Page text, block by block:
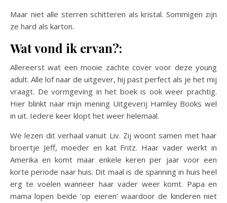
Maar niet alle sterren schitteren als kristal. Sommigen zijn
ze hard als karton.
Wat vond ik ervan?:
Allereerst wat een mooie zachte cover voor deze young
adult. Alle lof naar de uitgever, hij past perfect als je het mij
vraagt. De vormgeving in het boek is ook weer prachtig.
Hier blinkt naar mijn mening Uitgeverij Hamley Books wel
in uit. Iedere keer klopt het weer helemaal.
We lezen dit verhaal vanuit Liv. Zij woont samen met haar
broertje Jeff, moeder en kat Fritz. Haar vader werkt in
Amerika en komt maar enkele keren per jaar voor een
korte periode naar huis. Dit maal is de spanning in huis heel
erg te voelen wanneer haar vader weer komt. Papa en
mama lopen beide ‘op eieren’ waardoor de kinderen niet